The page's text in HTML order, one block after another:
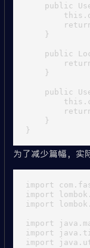
public
    }
public
    }
public
    }
为了减少篇幅，实
import
import
import
import
import
import